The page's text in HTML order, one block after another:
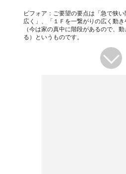
ビフォア：ご要望の要点は「急で狭
広く」、「１Ｆを一繋がりの広く動き
（今は家の真中に階段があるので、
る）というものです。